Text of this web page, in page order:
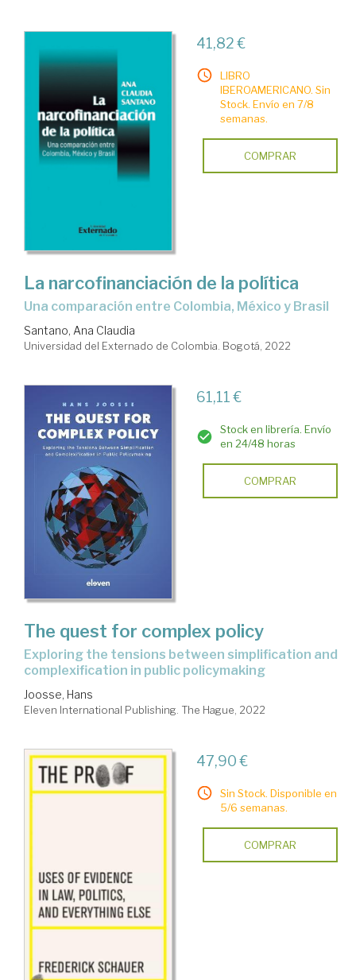
41,82 €
LIBRO
IBEROAMERICANO. Sin
Stock. Envío en 7/8
semanas.
COMPRAR
La narcofinanciación de la política
Una comparación entre Colombia, México y Brasil
Santano, Ana Claudia
Universidad del Externado de Colombia. Bogotá, 2022
61,11 €
Stock en librería. Envío
en 24/48 horas
COMPRAR
The quest for complex policy
exploring the tensions between simplification and
complexification in public policymaking
Joosse, Hans
Eleven International Publishing. The Hague, 2022
47,90 €
Sin Stock. Disponible en
5/6 semanas.
COMPRAR